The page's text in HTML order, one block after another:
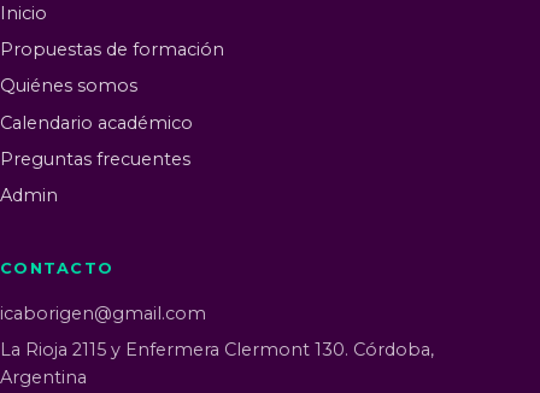
Inicio
Propuestas de formación
Quiénes somos
Calendario académico
Preguntas frecuentes
Admin
CONTACTO
icaborigen@gmail.com
La Rioja 2115 y Enfermera Clermont 130. Córdoba,
Argentina